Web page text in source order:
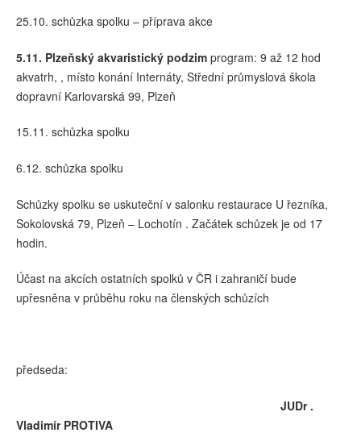
25.10. schůzka spolku – příprava akce
5.11. Plzeňský akvaristický podzim program: 9 až 12 hod
akvatrh, , místo konání Internáty, Střední průmyslová škola
dopravní Karlovarská 99, Plzeň
15.11. schůzka spolku
6.12. schůzka spolku
Schůzky spolku se uskuteční v salonku restaurace U řezníka,
Sokolovská 79, Plzeň – Lochotín . Začátek schůzek je od 17
hodin.
Účast na akcích ostatních spolků v ČR i zahraničí bude
upřesněna v průběhu roku na členských schůzích
předseda:
JUDr .
Vladimír PROTIVA